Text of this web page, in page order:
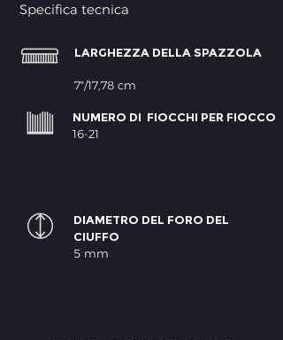
Specifica tecnica
LARGHEZZA DELLA SPAZZOLA
7"/17,78 cm
NUMERO DI FIOCCHI PER FIOCCO
16-21
DIAMETRO DEL FORO DEL
CIUFFO
5 mm